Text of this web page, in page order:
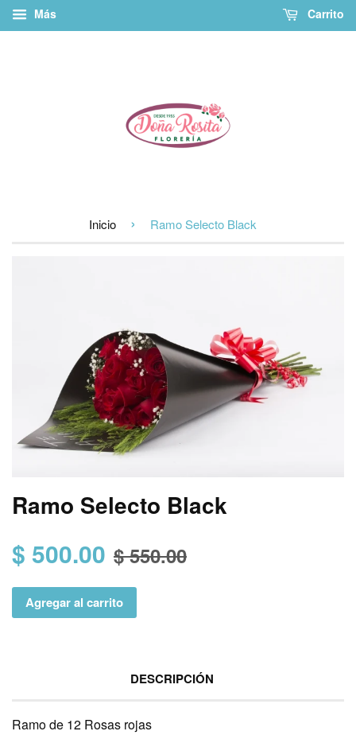
Más Carrito
Inicio › Ramo Selecto Black
Ramo Selecto Black
$ 500.00 $ 550.00
Agregar al carrito
DESCRIPCIÓN
Ramo de 12 Rosas rojas